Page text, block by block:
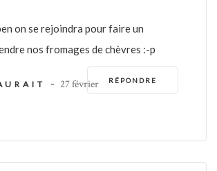
on se rejoindra pour faire un
nos fromages de chèvres :-p
RÉPONDRE
- 27 février